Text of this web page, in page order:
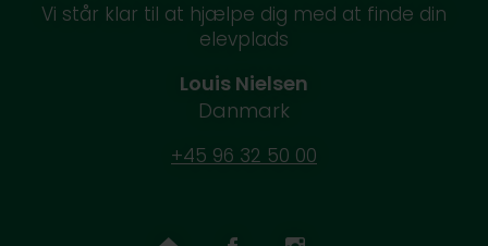
Vi står klar til at hjælpe dig med at finde din
elevplads
Louis Nielsen
Danmark
+45 96 32 50 00